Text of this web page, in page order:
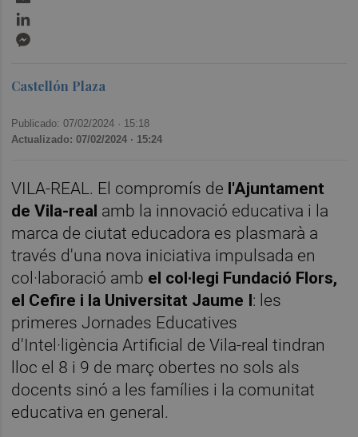
Castellón Plaza
Publicado: 07/02/2024 · 15:18
Actualizado: 07/02/2024 · 15:24
VILA-REAL. El compromís de l'Ajuntament
de Vila-real amb la innovació educativa i la
marca de ciutat educadora es plasmarà a
través d'una nova iniciativa impulsada en
col·laboració amb el col·legi Fundació Flors,
el Cefire i la Universitat Jaume I : les
primeres Jornades Educatives
d'Intel·ligència Artificial de Vila-real tindran
lloc el 8 i 9 de març obertes no sols als
docents sinó a les famílies i la comunitat
educativa en general.